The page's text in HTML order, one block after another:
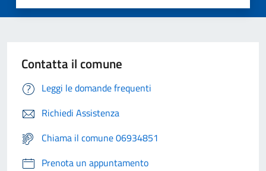
Contatta il comune
Leggi le domande frequenti
Richiedi Assistenza
Chiama il comune 06934851
Prenota un appuntamento